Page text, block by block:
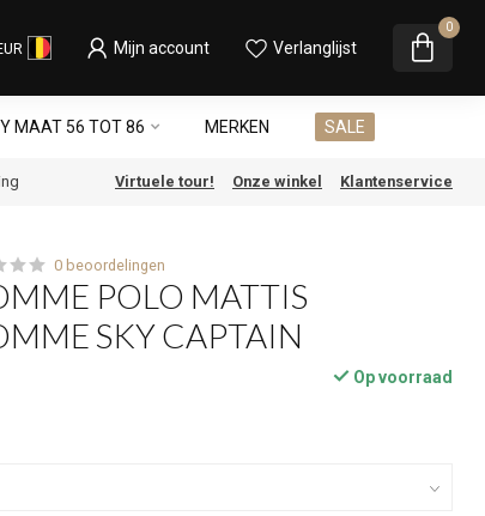
Mijn account Verlanglijst
0
MAAT 56 TOT 86 MERKEN SALE
Virtuele tour! Onze winkel Klantenservice
0 beoordelingen
POLO MATTIS
SKY CAPTAIN
Op voorraad